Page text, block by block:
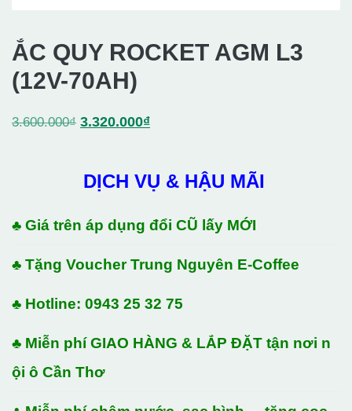
ẮC QUY ROCKET AGM L3
(12V-70AH)
3.600.000₫ Giá
3.600.000₫.
3.320.000₫Giá
là:
DỊCH VỤ & HẬU MÃI
♣ Giá trên áp dụng đổi CŨ lấy MỚI
♣ Tặng Voucher Trung Nguyên E-Coffee
♣ Hotline: 0943 25 32 75
♣ Miễn phí GIAO HÀNG & LẮP ĐẶT tận nơi n
ội ô Cần Thơ